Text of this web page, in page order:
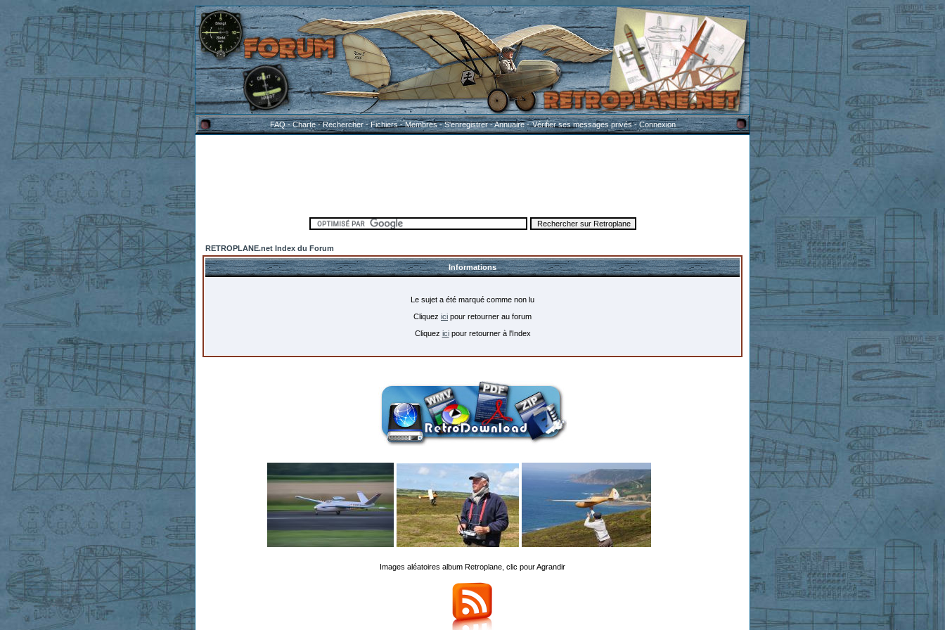
FAQ-Charte-Rechercher-Fichiers-Membres-S'enregistrer-Annuaire-Vérifier ses messages privés-Connexion
RETROPLANE.net Index du Forum
Informations
Le sujet a été marqué comme non lu
Cliquez ici pour retourner au forum
Cliquez icipour retourner à l'Index
Images aléatoires album Retroplane, clic pour Agrandir